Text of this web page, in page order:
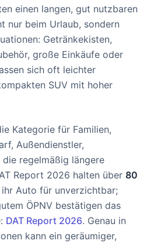
einen langen, gut nutzbaren
nur beim Urlaub, sondern
Getränkekisten,
große Einkäufe oder
sich oft leichter
SUV mit hoher
Kategorie für Familien,
Außendienstler,
regelmäßig längere
Report 2026 halten über 80
ihr Auto für unverzichtbar;
ÖPNV bestätigen das
DAT Report 2026. Genau in
kann ein geräumiger,